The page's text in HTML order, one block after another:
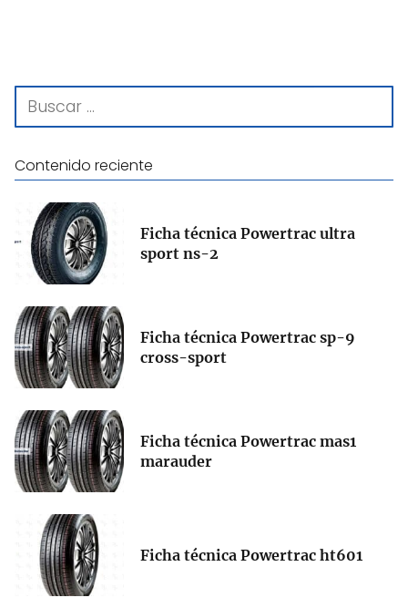
Contenido reciente
Ficha técnica Powertrac ultra
sport ns-2
Ficha técnica Powertrac sp-9
cross-sport
Ficha técnica Powertrac mas1
marauder
Ficha técnica Powertrac ht601